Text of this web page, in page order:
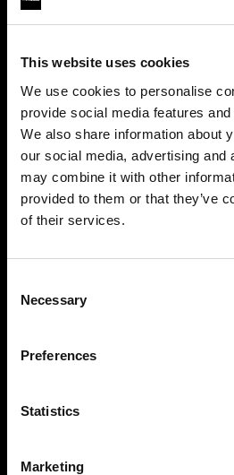
This website uses cookies
We use cookies to personalise
provide social media features
We also share information about
our social media, advertising and
may combine it with other
provided to them or that they’ve
of their services.
Selection
Necessary
Preferences
Statistics
Marketing
地域を変更しま
Austria
無限の創造性の世界へ
テムは、映画制作者のために
ファイアーを提供しています
ソフトズームリフレクター、
る